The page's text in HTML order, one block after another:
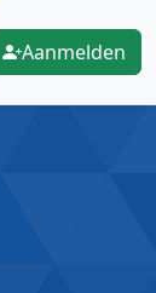
Aanmelden